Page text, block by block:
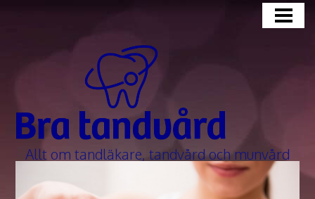
HUR ÄR EN BRA TANDLÄKARE?
FÅ TANDBLEKNING HOS TANDLÄKARE
Allt om tandläkare, tandvård och munvård